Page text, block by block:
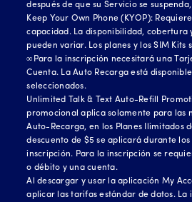
después de que su Servicio se
Keep Your Own Phone (KYOP):
capacidad. La disponibilidad, cobertura
pueden variar. Los planes y los SIM Kits
∞Para la inscripción necesitará una
Cuenta. La Auto Recarga está
seleccionados.
Unlimited Talk & Text Auto-Refill
promocional aplica solamente para las
Auto-Recarga, en los Planes Ilimitados
descuento de $5 se aplicará durante
inscripción. Para la inscripción se
o débito y una cuenta.
Al descargar y usar la aplicación My
aplicar las tarifas estándar de datos. La